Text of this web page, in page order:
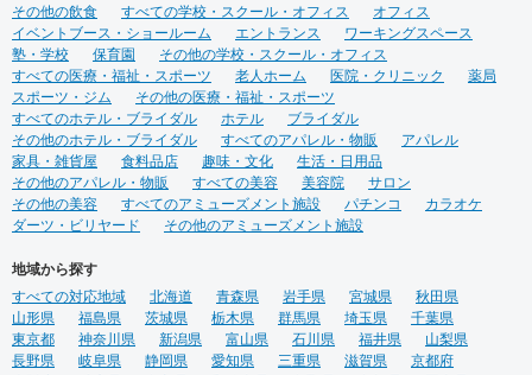
その他の飲食
すべての学校・スクール・オフィス
オフィス
イベントブース・ショールーム
エントランス
ワーキングスペース
塾・学校
保育園
その他の学校・スクール・オフィス
すべての医療・福祉・スポーツ
老人ホーム 医院・クリニック
薬局
スポーツ・ジム
その他の医療・福祉・スポーツ
すべてのホテル・ブライダル
ホテル
ブライダル
その他のホテル・ブライダル
すべてのアパレル・物販
アパレル
家具・雑貨屋
食料品店 趣味・文化
生活・日用品
その他のアパレル・物販
すべての美容 美容院
サロン
その他の美容
すべてのアミューズメント施設 パチンコ
カラオケ
ダーツ・ビリヤード
その他のアミューズメント施設
地域から探す
すべての対応地域
北海道 青森県 岩手県 宮城県
秋田県
山形県
福島県 茨城県 栃木県 群馬県 埼玉県
千葉県
東京都
神奈川県 新潟県 富山県 石川県 福井県
山梨県
長野県
岐阜県 静岡県 愛知県 三重県 滋賀県
京都府